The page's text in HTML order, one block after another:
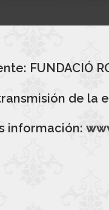
FUNDACIÓ
de la
información: